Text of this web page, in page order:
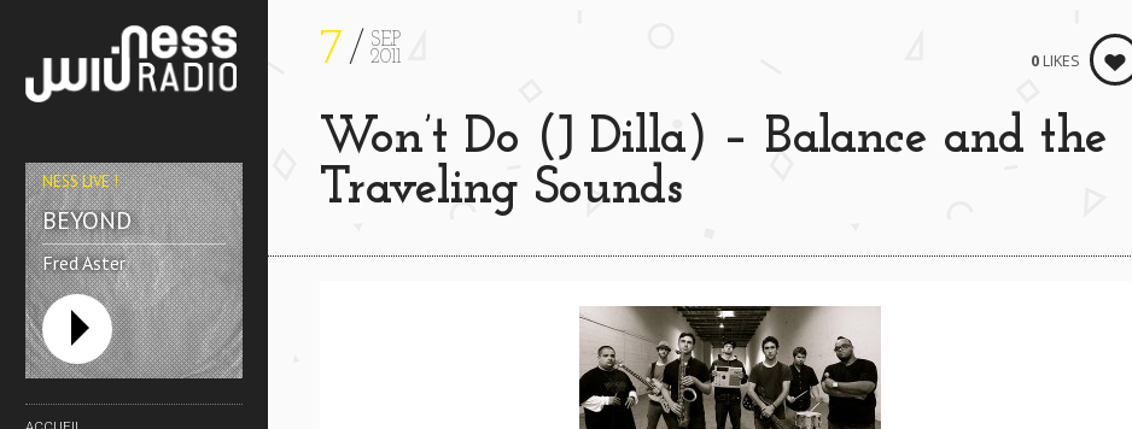
BEYOND
Fred Aster
NESS LIVE !
7
SEP
2011
Won’t Do (J Dilla) – Balance and the
Traveling Sounds
0LIKES